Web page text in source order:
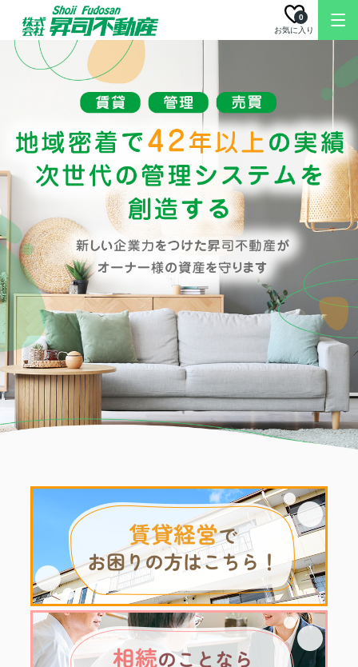
お気に入り
0